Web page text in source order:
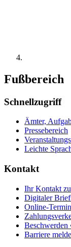
Fußbereich
Schnellzugriff
Ämter,
Pressebereich
Leichte
Kontakt
Ihr Kontakt
Digitaler
Online-
Beschwerden
Barriere